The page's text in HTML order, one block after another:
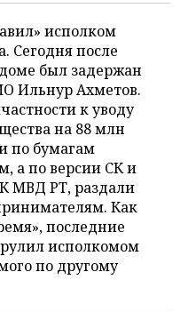
исполком
Сегодня после
был задержан
Ильнур Ахметов.
к уводу
на 88 млн
по бумагам
а по версии СК и
МВД РТ, раздали
Как
последние
исполкомом
по другому